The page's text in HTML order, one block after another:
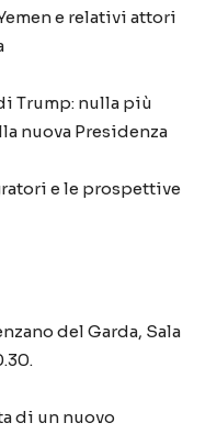
e relativi attori
Trump: nulla più
nuova Presidenza
e le prospettive
del Garda, Sala
di un nuovo